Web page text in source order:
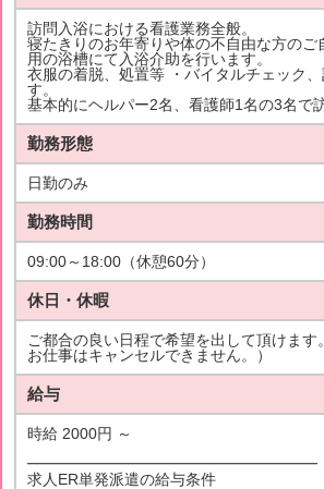
訪問入浴における看護業務全般。
寝たきりのお年寄りや体の不自由な方のご
用の浴槽にて入浴介助を行います。
衣服の着脱、処置等 ・バイタルチェック
す。
基本的にヘルパー2名、看護師1名の3名で
勤務形態
日勤のみ
勤務時間
09:00～18:00（休憩60分）
休日・休暇
ご都合の良い日程で希望を出して頂けま
お仕事はキャンセルできません。）
給与
時給 2000円 ～
━━━━━━━━━━━━━━━━━━━
求人ER単発派遣の給与条件